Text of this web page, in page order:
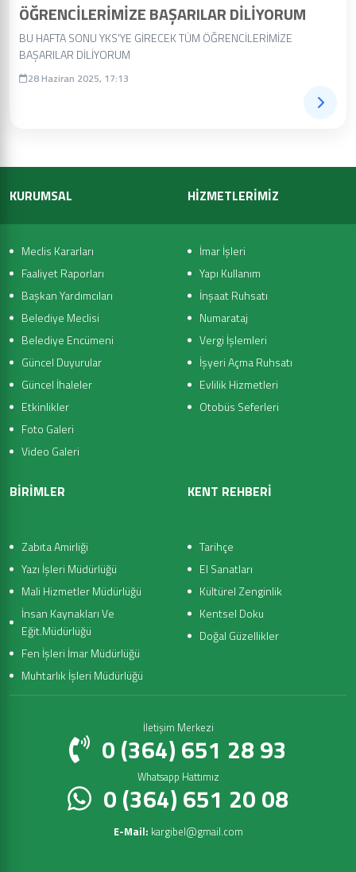
ÖĞRENCİLERİMİZE BAŞARILAR DİLİYORUM
BU HAFTA SONU YKS'YE GİRECEK TÜM ÖĞRENCİLERİMİZE
BAŞARILAR DİLİYORUM
28 Haziran 2025, 17:13
KURUMSAL
Meclis Kararları
Faaliyet Raporları
Başkan Yardımcıları
Belediye Meclisi
Belediye Encümeni
Güncel Duyurular
Güncel İhaleler
Etkinlikler
Foto Galeri
Video Galeri
HİZMETLERİMİZ
İmar İşleri
Yapı Kullanım
İnşaat Ruhsatı
Numarataj
Vergi İşlemleri
İşyeri Açma Ruhsatı
Evlilik Hizmetleri
Otobüs Seferleri
BİRİMLER
Zabıta Amirliği
Yazı İşleri Müdürlüğü
Mali Hizmetler Müdürlüğü
İnsan Kaynakları Ve
Eğit.Müdürlüğü
Fen İşleri İmar Müdürlüğü
Muhtarlık İşleri Müdürlüğü
KENT REHBERİ
Tarihçe
El Sanatları
Kültürel Zenginlik
Kentsel Doku
Doğal Güzellikler
İletişim Merkezi
0 (364) 651 28 93
Whatsapp Hattımız
0 (364) 651 20 08
E-Mail: kargibel@gmail.com